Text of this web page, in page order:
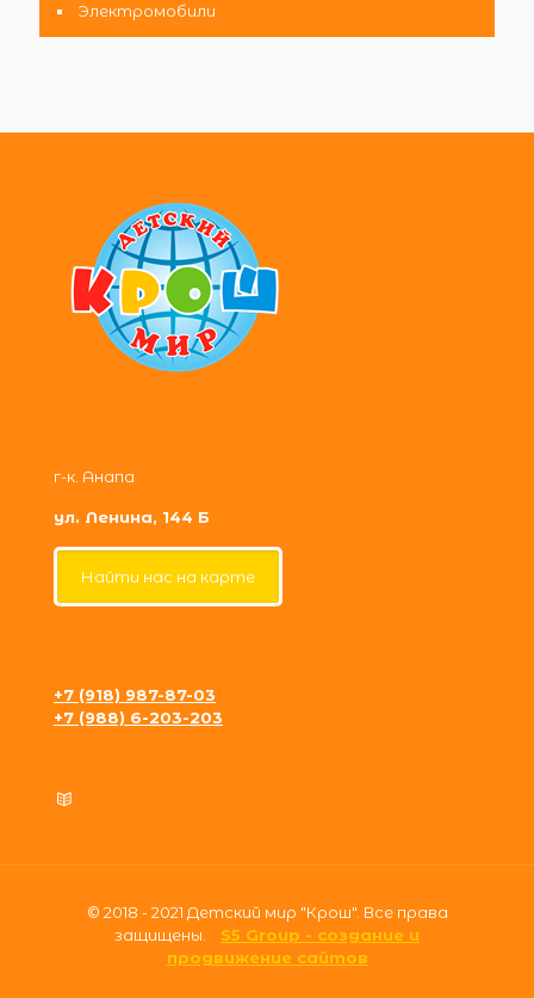
Электромобили
г-к. Анапа
ул. Ленина, 144 Б
Найти нас на карте
+7 (918) 987-87-03
+7 (988) 6-203-203
© 2018 - 2021 Детский мир "Крош". Все права
защищены. S5 Group - создание и
продвижение сайтов